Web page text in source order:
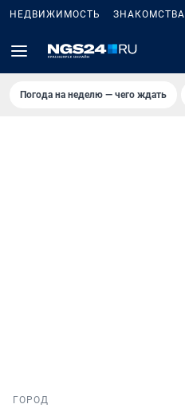
НЕДВИЖИМОСТЬ ЗНАКОМСТВА
Погода на неделю — чего ждать
ГОРОД